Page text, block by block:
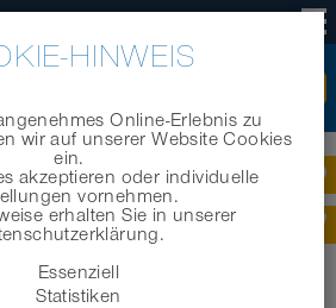
|
DIE
HINWEIS
Online-Erlebnis zu
wir auf unserer Website Cookies
ein.
akzeptieren oder individuelle
vornehmen.
erhalten Sie in unserer
Essenziell
Statistiken